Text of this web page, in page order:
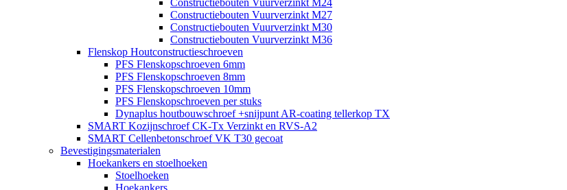
Constructiebouten Vuurverzinkt M24
Constructiebouten Vuurverzinkt M27
Constructiebouten Vuurverzinkt M30
Constructiebouten Vuurverzinkt M36
Flenskop Houtconstructieschroeven
PFS Flenskopschroeven 6mm
PFS Flenskopschroeven 8mm
PFS Flenskopschroeven 10mm
PFS Flenskopschroeven per stuks
Dynaplus houtbouwschroef +snijpunt AR-coating tellerkop TX
SMART Kozijnschroef CK-Tx Verzinkt en RVS-A2
SMART Cellenbetonschroef VK T30 gecoat
Bevestigingsmaterialen
Hoekankers en stoelhoeken
Stoelhoeken
Hoekankers